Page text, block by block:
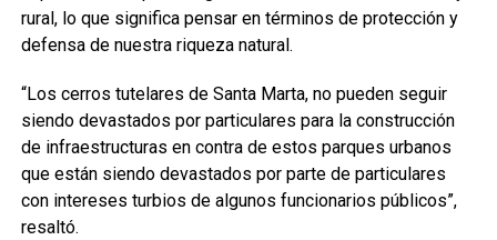
rural, lo que significa pensar en términos de protección y
defensa de nuestra riqueza natural.
“Los cerros tutelares de Santa Marta, no pueden seguir
siendo devastados por particulares para la construcción
de infraestructuras en contra de estos parques urbanos
que están siendo devastados por parte de particulares
con intereses turbios de algunos funcionarios públicos”,
resaltó.